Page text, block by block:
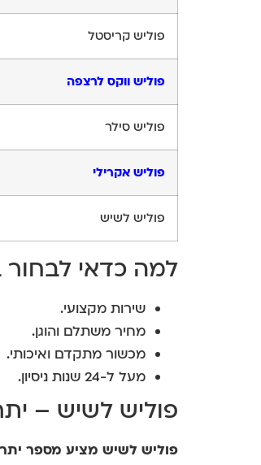
פוליש קריסטל
פוליש ווקס לרצפה
פוליש סילר
פוליש אקרילי
פוליש לשיש
למה כדאי לבחור
שירות מקצועי.
מחיר משתלם והוגן.
מכשור מתקדם ואיכותי.
מעל ל-24 שנות ניסיון.
פוליש לשיש –
פוליש לשיש מציע מספר